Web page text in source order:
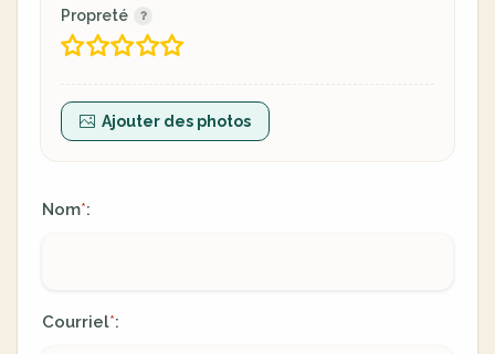
Propreté
Ajouter des photos
Nom*:
Courriel*: